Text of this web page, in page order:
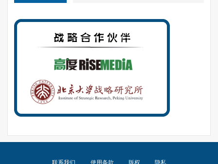
联系我们 使用条款 版权 隐私